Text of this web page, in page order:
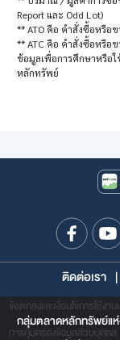
Report และ Odd Lot)
** ATO คือ คำสั่งซื้อหรือ
** ATC คือ คำสั่งซื้อหรือ
ข้อมูลเพื่อการศึกษาหรือ
หลักทรัพย์
ติดต่อเรา |
ข้อตกลงและเงื่อนไขการใช้งาน
การคุ้มครองข้อมูลส่วนบุคคล
กลุ่มตลาดหลักทรัพย์แห่